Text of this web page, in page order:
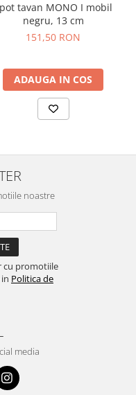
tavan MONO I mobil
negru, 13 cm
151,50 RON
ADAUGA IN COS
noastre
cu promotiile
Politica de
media